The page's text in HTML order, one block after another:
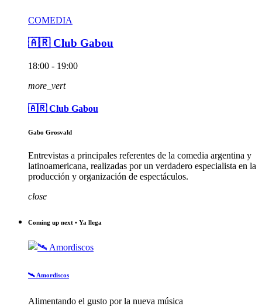
COMEDIA
🇦🇷 Club Gabou
18:00 - 19:00
more_vert
🇦🇷 Club Gabou
Gabo Grosvald
Entrevistas a principales referentes de la comedia argentina y
latinoamericana, realizadas por un verdadero especialista en la
producción y organización de espectáculos.
close
Coming up next • Ya llega
🛰️ Amordiscos
Alimentando el gusto por la nueva música